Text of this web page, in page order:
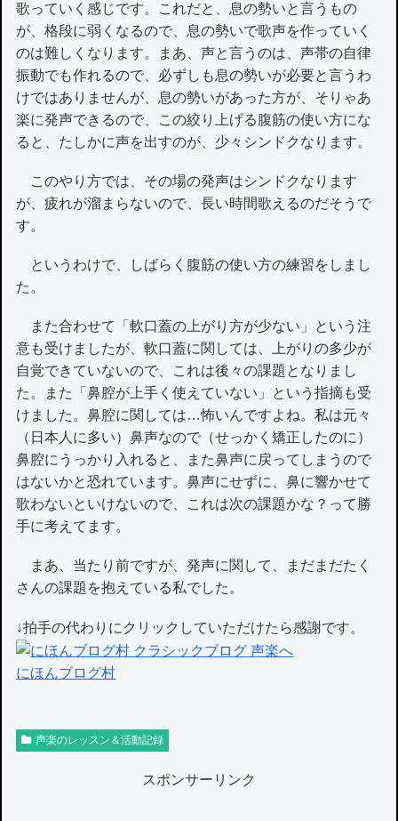
歌っていく感じです。これだと、息の勢いと言うもの
が、格段に弱くなるので、息の勢いで歌声を作っていく
のは難しくなります。まあ、声と言うのは、声帯の自律
振動でも作れるので、必ずしも息の勢いが必要と言うわ
けではありませんが、息の勢いがあった方が、そりゃあ
楽に発声できるので、この絞り上げる腹筋の使い方にな
ると、たしかに声を出すのが、少々シンドクなります。
このやり方では、その場の発声はシンドクなります
が、疲れが溜まらないので、長い時間歌えるのだそうで
す。
というわけで、しばらく腹筋の使い方の練習をしまし
た。
また合わせて「軟口蓋の上がり方が少ない」という注
意も受けましたが、軟口蓋に関しては、上がりの多少が
自覚できていないので、これは後々の課題となりまし
た。また「鼻腔が上手く使えていない」という指摘も受
けました。鼻腔に関しては…怖いんですよね。私は元々
（日本人に多い）鼻声なので（せっかく矯正したのに）
鼻腔にうっかり入れると、また鼻声に戻ってしまうので
はないかと恐れています。鼻声にせずに、鼻に響かせて
歌わないといけないので、これは次の課題かな？って勝
手に考えてます。
まあ、当たり前ですが、発声に関して、まだまだたく
さんの課題を抱えている私でした。
↓拍手の代わりにクリックしていただけたら感謝です。
にほんブログ村
声楽のレッスン＆活動記録
スポンサーリンク